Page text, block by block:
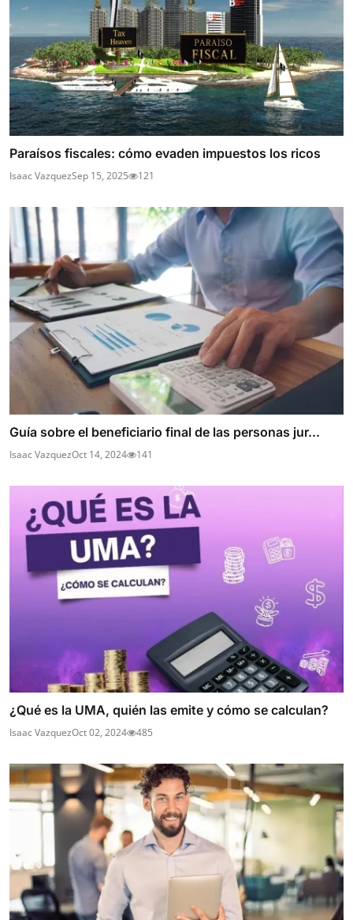
Paraísos fiscales: cómo evaden impuestos los ricos
Isaac VazquezSep 15, 2025 121
Guía sobre el beneficiario final de las personas jur...
Isaac VazquezOct 14, 2024 141
¿Qué es la UMA, quién las emite y cómo se calculan?
Isaac VazquezOct 02, 2024 485